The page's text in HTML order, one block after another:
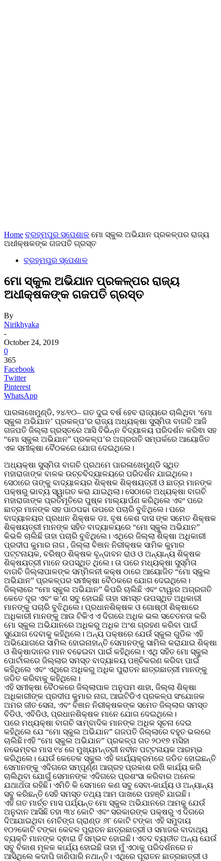
Home ବ୍ରହ୍ମପୁର ସ୍ପେଶାଳ ମୋ ସ୍କୁଲ ଅଭିଯାନ ପ୍ରକଳ୍ପର ରାଜ୍ୟ
ଅଧୀକ୍ଷକଙ୍କ ଗଜପତି ଗ୍ରସ୍ତ
ବ୍ରହ୍ମପୁର ସ୍ପେଶାଳ
ମୋ ସ୍କୁଲ ଅଭିଯାନ ପ୍ରକଳ୍ପର ରାଜ୍ୟ
ଅଧୀକ୍ଷକଙ୍କ ଗଜପତି ଗ୍ରସ୍ତ
By
Nirikhyaka
-
October 24, 2019
0
365
Facebook
Twitter
Pinterest
WhatsApp
ପାରଳାଖେମୁଣ୍ଡି, ୨୪/୧୦– ଗତ ଦୁଇ ବର୍ଷ ହେବ ରାଜ୍ୟରେ ଚାଲିଥିବା ‘ମୋ
ସ୍କୁଲ ଅଭିଯାନ’ ପ୍ରକଳ୍ପ’ର ରାଜ୍ୟ ଅଧ୍ୟକ୍ଷା ସୁସ୍ମିତା ବାଗଚି ଆଜି
ଗଜପତି ଜିଲ୍ଲା ଗ୍ରସ୍ତରେ ଆସି ବିଭିନ୍ନ ବିଦ୍ୟାଳୟ ପରିଦର୍ଶନ କରିଵା ସହ
“ମୋ ସ୍କୁଲ ଅଭିଯାନ” ପ୍ରକଳ୍ପ’ର ଅଗ୍ରଗତି ସମ୍ପର୍କରେ ଆୟୋଜିତ
ଏକ ସମୀକ୍ଷା ବୈଠକରେ ଯୋଗ ଦେଇଥିଲେ।
ଅଧ୍ୟକ୍ଷା ସୁସ୍ମିତା ବାଗଚି ପ୍ରଥମେ ପାରଳାଖେମୁଣ୍ଡି ସ୍ଥିତ
ମହାରାଜାଙ୍କ ବାଳକ ଉଚ୍ଚବିଦ୍ୟାଳୟରେ ପରିଦର୍ଶନ ଯାଇଥିଲେ।
ସେଠାରେ ତାଙ୍କୁ ବାଦ୍ୟାଳୟର ଶିକ୍ଷକ ଶିକ୍ଷୟତ୍ରୀ ଓ ଛାତ୍ର ମାନଙ୍କ
ପକ୍ଷରୁ ଭାବ୍ୟ ସ୍ୱାଗତ କରା ଯାଇଥିଲା। ସେଠାରେ ଅଧ୍ୟକ୍ଷା ବାଗଚି
ମହାରାଜାଙ୍କ ପ୍ରତିମୂତିରେ ପୁଷ୍କ ମାଲ୍ୟାର୍ପଣ କରିଥିଲେ ଏବଂ ପରେ
ଛାତ୍ର ମାନଙ୍କ ସହ ପାଠପଢା ଉପରେ ପଚାରି ବୁଝିଥିଲେ। ପରେ
ବାଦ୍ୟାଳୟର ପ୍ରଧାନ ଶିକ୍ଷକ ଡଃ. ବୃଷ କେଶ ଦାସ ଙ୍କ ସମେତ ଶିକ୍ଷକ
ଶିକ୍ଷୟତ୍ରୀ ମାନଙ୍କ ସହିତ ବାଦ୍ୟାଳୟରେ “ମୋ ସ୍କୁଲ ଅଭିଯାନ”
କିଭଳି ଚାଲିଛି ତାହା ପଚାରି ବୁଝିଥିଲେ। ଏଥିରେ ଜିଲ୍ଲା ଶିକ୍ଷା ଅଧିକାରୀ
ପ୍ରଦୀପ କୁମାର ନାଗ , ଜିଲ୍ଲା ବିଞାନ ନିରୀକ୍ଷକ ସାମିକ କୁମାର
ପଟ୍ଟନାୟକ, ବରିଷ୍ଠ ଶିକ୍ଷକ ବୃନ୍ଦାବନ ରାଓ ଓ ଅନ୍ୟାନ୍ୟ ଶିକ୍ଷକ
ଶିକ୍ଷୟତ୍ରୀ ମାନେ ଉପସ୍ଥିତ ଥିଲେ। ତା ପରେ ମଧ୍ୟକ୍ଷା ସୁସ୍ମିତା
ବାଗଚି ଜିଲ୍ଲାପାଳଙ୍କ ସମ୍ମିଳନୀ କକ୍ଷ ଠାରେ ଆୟୋଜିତ “ମୋ ସ୍କୁଲ
ଅଭିଯାନ” ପ୍ରକଳ୍ପର ସମୀକ୍ଷା ବୈଠକରେ ଯୋଗ ଦେଇଥିଲେ।
ଜିଲ୍ଲାରେ “ମୋ ସ୍କୁଲ ଅଭିଯାନ” କିପରି ଚାଲିଛି ଏବଂ ଟାୱାର ଅଗ୍ରଗତି
କେତେ ଦୂର ଏବଂ କ’ଣ ସବୁ ହୋଇଛି ତାହା ସମସ୍ତ ଉପସ୍ଥିତ ଅଧିକାରୀ
ମାନଙ୍କୁ ପଚାରି ବୁଝିଥିଲେ। ପ୍ରଧାନଶିକ୍ଷକ ଓ ଗୋଷ୍ଠୀ ଶିକ୍ଷାରେ
ଅଧିକାରୀ ମାନଙ୍କୁ ଆଉ ଟିକିଏ ଏ ଦିଗରେ ଅଧିକ ଭଲ ସଚେତନତା କରି
ମୋ ସ୍କୁଲ ଅଭିଯାନରେ ଅଧିକରୁ ଅଧିକ ଅଂଶ ଗ୍ରହଣ କରିବା ପାଇଁ
ସୁଯୋଗ ଦେବାକୁ କହିଥିଲେ। ଅନ୍ୟ ପକ୍ଷରେ ଯେଉଁ ସ୍କୁଲ ଗୁଡିକ ଏହି
ଅଭିଯୋଗରେ ସାମିଲ ହୋଇନାହାନ୍ତି ସେମାନଙ୍କୁ ସାମିଲ କରାଯାଇ ଶିକ୍ଷା
ଓ ଶିକ୍ଷାଦାନର ମାନ ବଢେଇବା ପାଇଁ କହିଥିଲେ। ଏଥି ସହିତ ମୋ ସ୍କୁଲ
ପୋର୍ଟାଲରେ ଜିଲ୍ଲାର ସମସ୍ତ ବାଦ୍ୟାଳୟ ପଞ୍ଚିକରଣ କରିବା ପାଇଁ
କହିଥିଲେ ଏବଂ ଏଥିରେ ଅଧିକରୁ ଅଧିକ ପୁରାତନ ଛାତ୍ରଛାତ୍ରୀ ମାନଙ୍କୁ
ଜଡିତ କରିବାକୁ କହିଥିଲେ।
ଏହି ସମୀକ୍ଷା ବୈଠକରେ ଜିଲ୍ଲାପାଳ ଅନୁପମ ଶାହା, ଜିଲ୍ଲା ଶିକ୍ଷା
ଅଧିକାରୀଙ୍କ ପ୍ରଦୀପ କୁମାର ନାଗ, ଆଇଟିଡିଏ ପ୍ରକଳ୍ପ ସଂଯୋଜକ
ଅମର ଜୀତ ସେନା, ଏବଂ ବିଞାନ ନିରୀକ୍ଷକଙ୍କ ସମେତ ଜିଲ୍ଲାର ସମସ୍ତ
ବିଡିଓ, ଏବିଡିଓ, ପ୍ରଧାନଶିକ୍ଷକ ମାନେ ଯୋଗ ଦେଇଥିଲେ।
ପରେ ମଧ୍ୟକ୍ଷା ବାଗଚି ସାମ୍ବାଦିକ ମାନଙ୍କ ଅଧିକ ସୂଚନା ଦେଇ
କହିଥିଲେ ଯେ “ମୋ ସ୍କୁଲ ଅଭିଯାନ” ଗଜପତି ଜିଲ୍ଲାରେ ବହୁତ ଭଲରେ
ଚାଲିଛି।ଏହି “ମୋ ସ୍କୁଲ ଅଭିଯାନ” ପ୍ରକଳ୍ପ ଗତ ୨୦୧୭ ମସିହା
ନଭେମ୍ବର ମାସ ୧୪ ରେ ମୁଖ୍ୟମନ୍ତ୍ରୀ ନବୀନ ପଟ୍ଟନାୟକ ଆରମ୍ଭ
କରିଥିଲେ। ଯେଉଁ କେତେକ ସ୍କୁଲ ଏହି କାର୍ଯ୍ୟକ୍ରମରେ ଜଡିତ ହୋଇଛନ୍ତି
ସେମାନଙ୍କୁ ଏଦିଗରେ ସମ୍ପୂର୍ଣ୍ଣ ଆଗ୍ରହ ପ୍ରକାଶ ରଖି କାର୍ଯ୍ୟ କରି
ଚାଲିଥିବା ଯୋଗୁଁ ସେମାନଙ୍କ ଏଦିଗରେ ପ୍ରଶଂସା କରିବାର ଅନେକ
ଯଥାର୍ଥତା ରହିଛି। ଏମିତି କି ସେମାନେ କଣ ସବୁ ସେବା-କାର୍ଯ୍ୟ ଓ ଅନ୍ୟାନ୍ୟ
ସବୁ କରିଛନ୍ତି ସେହି ସମସ୍ତ ତଥ୍ୟ ଆମ ପାଖରେ ପହଞ୍ଚି ଯାଇଛି।
ଏହି ଗତ ମାର୍ଚ୍ଚ ମାସ ପର୍ଯ୍ୟନ୍ତ ମୋ ସ୍କୁଲ ଅଭିଯାନରେ ଆମକୁ ଯେଉଁ
ଅନୁଦାନ ଆସିଛି ତହା ୩୪ କୋଟି ଏବଂ ସରକାରଙ୍କ ପକ୍ଷରୁ ଏ ଦିଗରେ
ଦିଆଯାଇଥିବା ମେଚିଙ୍ଗ ଗ୍ରାଣ୍ଡ ୬୮ କୋଟି ଟଙ୍କା ଏହି ସମୁଦାୟ
୧୦୨କୋଟି ଟଙ୍କା କେବଳ ପୂରାତନ ଛାତ୍ରଛାତ୍ରୀ ଓ ସମାଜର ବାଦାଥ୍ୟ
ବ୍ୟକ୍ତି ମାନଙ୍କ ଦ୍ଵାରା ହିଁ ସମ୍ଭବ ହୋଇଛି। ଏତଦ ବ୍ୟତୀତ ଅନ୍ୟ ଯେଉଁ
ସବୁ ବିକାଶ ମୂଳକ କାର୍ଯ୍ୟ ହୋଇଛି ତାହା ମୁଁ ଏଠାକୁ ପରିଦର୍ଶନରେ ନ
ଆସିଥିଲେ କଦାପି ଜାଣିପାରି ନଥାନ୍ତି। ଏଥିରେ ପୂରାତନ ଛାତ୍ରଛାତ୍ରୀ ଓ